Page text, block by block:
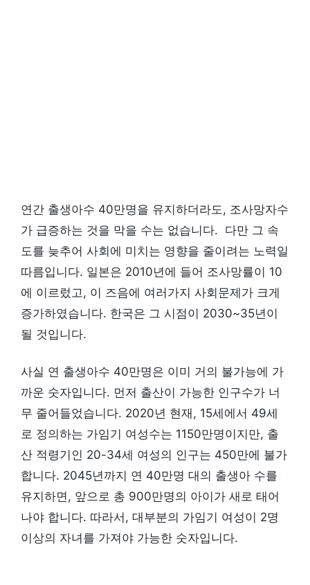
연간 출생아수 40만명을 유지하더라도, 조사망자수
가 급증하는 것을 막을 수는 없습니다. 다만 그 속
도를 늦추어 사회에 미치는 영향을 줄이려는 노력일
따름입니다. 일본은 2010년에 들어 조사망률이 10
에 이르렀고, 이 즈음에 여러가지 사회문제가 크게
증가하였습니다. 한국은 그 시점이 2030~35년이
될 것입니다.
사실 연 출생아수 40만명은 이미 거의 불가능에 가
까운 숫자입니다. 먼저 출산이 가능한 인구수가 너
무 줄어들었습니다. 2020년 현재, 15세에서 49세
로 정의하는 가임기 여성수는 1150만명이지만, 출
산 적령기인 20-34세 여성의 인구는 450만에 불가
합니다. 2045년까지 연 40만명 대의 출생아 수를
유지하면, 앞으로 총 900만명의 아이가 새로 태어
나야 합니다. 따라서, 대부분의 가임기 여성이 2명
이상의 자녀를 가져야 가능한 숫자입니다.